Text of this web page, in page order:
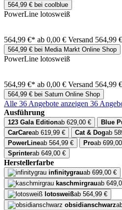
564,99 € bei coolblue
PowerLine lotosweiß
564,99 €* ab 0,00 € Versand 564,99
564,99 € bei Media Markt Online Shop
PowerLine lotosweiß
564,99 €* ab 0,00 € Versand 564,99
564,99 € bei Saturn Online Shop
Alle 36 Angebote anzeigen 36
Ausführung
123 Gala Editionab 629,00 € Blue
CarCareab 619,99 € Cat & Dogab
PowerLineab 564,99 € Proab
Sprinterab 649,00 €
Herstellerfarbe
infinitygrauab 699,00 €
kaschmirgrauab
lotosweißab 564,99 €
obsidianschwarz